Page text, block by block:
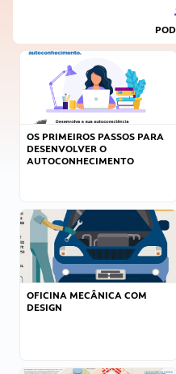
OS PRIMEIROS PASSOS PARA
DESENVOLVER O
AUTOCONHECIMENTO
OFICINA MECÂNICA COM
DESIGN